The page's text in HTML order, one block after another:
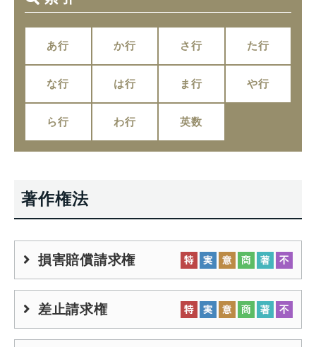
あ行 か行 さ行 た行
な行 は行 ま行 や行
ら行 わ行 英数
著作権法
損害賠償請求権
差止請求権